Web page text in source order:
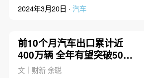
2024年3月20日 · 汽车
前10个月汽车出口累计近
400万辆 全年有望突破500
万辆
文｜财新 余聪